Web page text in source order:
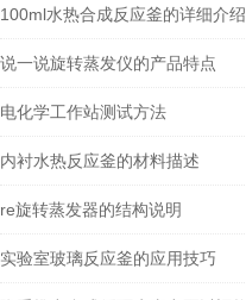
100ml水热合成反应釜的详细介绍
说一说旋转蒸发仪的产品特点
电化学工作站测试方法
内衬水热反应釜的材料描述
re旋转蒸发器的结构说明
实验室玻璃反应釜的应用技巧